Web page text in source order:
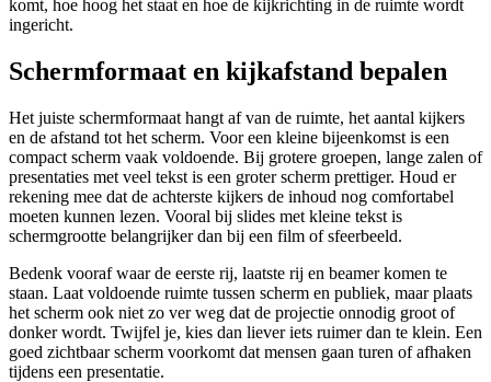
komt, hoe hoog het staat en hoe de kijkrichting in de ruimte wordt
ingericht.
Schermformaat en kijkafstand bepalen
Het juiste schermformaat hangt af van de ruimte, het aantal kijkers
en de afstand tot het scherm. Voor een kleine bijeenkomst is een
compact scherm vaak voldoende. Bij grotere groepen, lange zalen of
presentaties met veel tekst is een groter scherm prettiger. Houd er
rekening mee dat de achterste kijkers de inhoud nog comfortabel
moeten kunnen lezen. Vooral bij slides met kleine tekst is
schermgrootte belangrijker dan bij een film of sfeerbeeld.
Bedenk vooraf waar de eerste rij, laatste rij en beamer komen te
staan. Laat voldoende ruimte tussen scherm en publiek, maar plaats
het scherm ook niet zo ver weg dat de projectie onnodig groot of
donker wordt. Twijfel je, kies dan liever iets ruimer dan te klein. Een
goed zichtbaar scherm voorkomt dat mensen gaan turen of afhaken
tijdens een presentatie.